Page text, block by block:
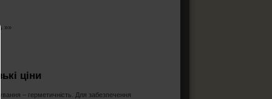
ціни
– герметичність. Для забезпечення
»»